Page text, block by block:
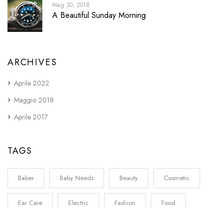
Mag 30, 2018
A Beautiful Sunday Morning
ARCHIVES
Aprile 2022
Maggio 2018
Aprile 2017
TAGS
Baber Baby Needs Beauty Cosmetic
Ear Care Electric Fashion Food